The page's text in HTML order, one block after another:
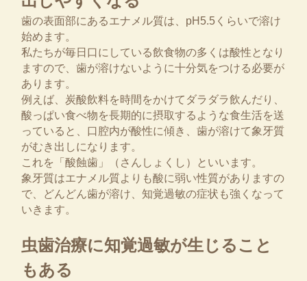
歯の表面部にあるエナメル質は、pH5.5くらいで溶け
始めます。
私たちが毎日口にしている飲食物の多くは酸性となり
ますので、歯が溶けないように十分気をつける必要が
あります。
例えば、炭酸飲料を時間をかけてダラダラ飲んだり、
酸っぱい食べ物を長期的に摂取するような食生活を送
っていると、口腔内が酸性に傾き、歯が溶けて象牙質
がむき出しになります。
これを「酸蝕歯」（さんしょくし）といいます。
象牙質はエナメル質よりも酸に弱い性質がありますの
で、どんどん歯が溶け、知覚過敏の症状も強くなって
いきます。
虫歯治療に知覚過敏が生じること
もある